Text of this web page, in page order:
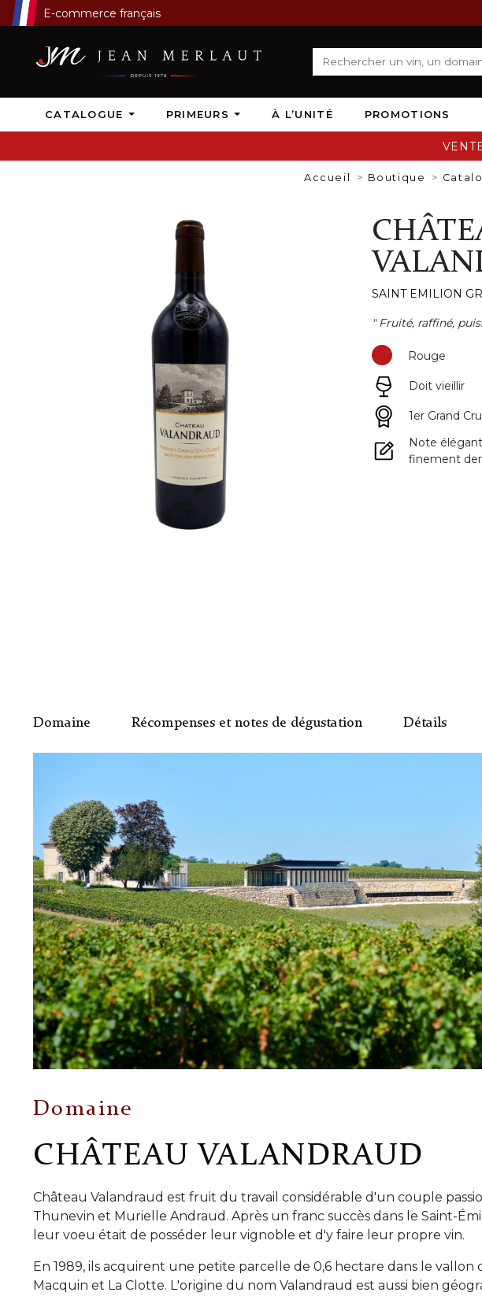
E-commerce français
CATALOGUE PRIMEURS À L’UNITÉ PROMOTIONS
Accueil Boutique
SAINT EMILION
" Fruité, raffiné,
Rouge
Doit vieillir
1er Grand
Note
finement
Domaine Récompenses et notes de dégustation Détails
Domaine
CHÂTEAU VALANDRAUD
Château Valandraud est fruit du travail considérable d'un couple
Thunevin et Murielle Andraud. Après un franc succès dans le Saint-
leur voeu était de posséder leur vignoble et d'y faire leur propre vin.
En 1989, ils acquirent une petite parcelle de 0,6 hectare dans le vallon
Macquin et La Clotte. L'origine du nom Valandraud est aussi bien